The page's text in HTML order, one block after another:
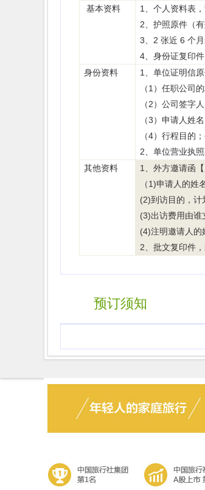
基本资料
1、个人资料表
2、护照原件（
3、2 张近 6 个
4、身份证复印
身份资料
1、单位证明信
（1）任职公司
（2）公司签字
（3）申请人姓
（4）行程目的
2、单位营业执
其他资料
1、外方邀请函
（1)申请人的姓
(2)到访目的，计
(3)出访费用由谁
(4)注明邀请人的
2、批文复印件
预订须知